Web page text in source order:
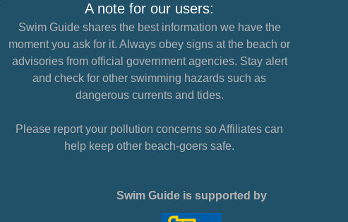
A note for our users:
Swim Guide shares the best information we have the
moment you ask for it. Always obey signs at the beach or
advisories from official government agencies. Stay alert
and check for other swimming hazards such as
dangerous currents and tides.
Please report your pollution concerns so Affiliates can
help keep other beach-goers safe.
Swim Guide is supported by